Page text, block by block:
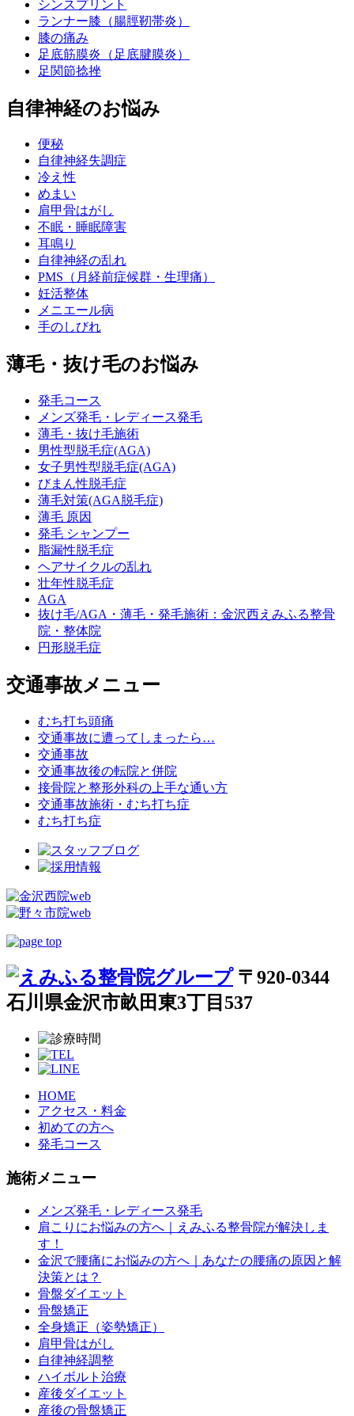
シンスプリント
ランナー膝（腸脛靭帯炎）
膝の痛み
足底筋膜炎（足底腱膜炎）
足関節捻挫
自律神経のお悩み
便秘
自律神経失調症
冷え性
めまい
肩甲骨はがし
不眠・睡眠障害
耳鳴り
自律神経の乱れ
PMS（月経前症候群・生理痛）
妊活整体
メニエール病
手のしびれ
薄毛・抜け毛のお悩み
発毛コース
メンズ発毛・レディース発毛
薄毛・抜け毛施術
男性型脱毛症(AGA)
女子男性型脱毛症(AGA)
びまん性脱毛症
薄毛対策(AGA脱毛症)
薄毛 原因
発毛 シャンプー
脂漏性脱毛症
ヘアサイクルの乱れ
壮年性脱毛症
AGA
抜け毛/AGA・薄毛・発毛施術：金沢西えみふる整骨
院・整体院
円形脱毛症
交通事故メニュー
むち打ち頭痛
交通事故に遭ってしまったら…
交通事故
交通事故後の転院と併院
接骨院と整形外科の上手な通い方
交通事故施術・むち打ち症
むち打ち症
〒920-0344
石川県金沢市畝田東3丁目537
HOME
アクセス・料金
初めての方へ
発毛コース
施術メニュー
メンズ発毛・レディース発毛
肩こりにお悩みの方へ｜えみふる整骨院が解決しま
す！
金沢で腰痛にお悩みの方へ｜あなたの腰痛の原因と解
決策とは？
骨盤ダイエット
骨盤矯正
全身矯正（姿勢矯正）
肩甲骨はがし
自律神経調整
ハイボルト治療
産後ダイエット
産後の骨盤矯正